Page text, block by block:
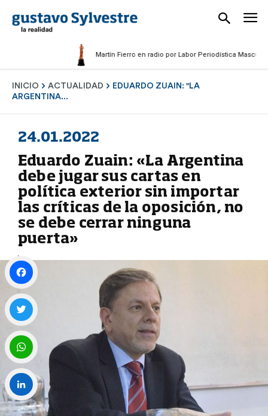
Martín Fierro en radio por Labor Periodística Masculina 2025
INICIO ACTUALIDAD
EDUARDO ZUAIN: "LA
ARGENTINA...
24.01.2022
Eduardo Zuain: «La Argentina
debe jugar sus cartas en
política exterior sin importar
las críticas de la oposición, no
se debe cerrar ninguna
puerta»
Facebook
Twitter
WhatsApp
LinkedIn